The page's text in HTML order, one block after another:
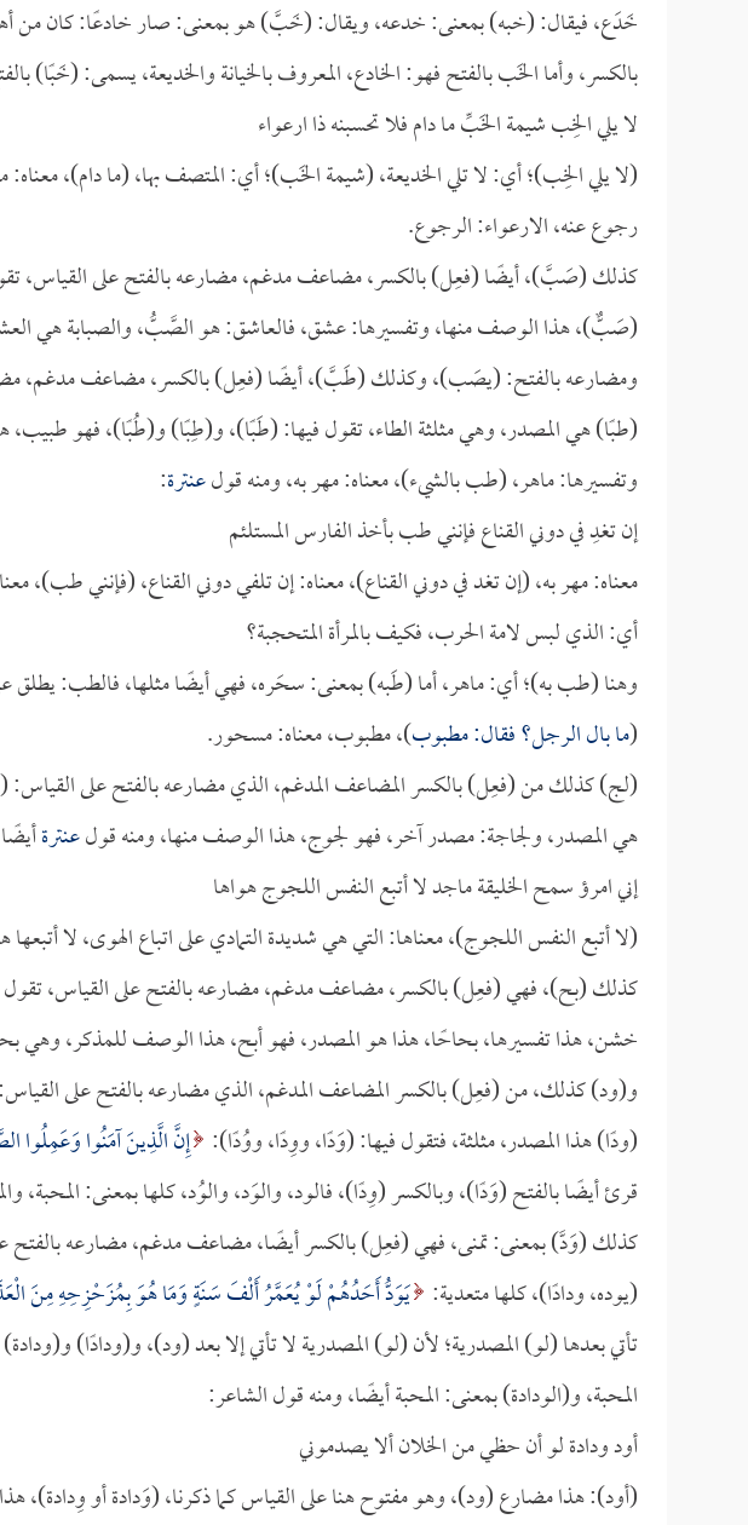
خَدَع، فيقال: (خبه) بمعنى: خدعه، ويقال: (خَبَّ) هو بمعنى: صار خادعًا: كان من
بالكسر، وأما الخَب بالفتح فهو: الخادع، المعروف بالخيانة والخديعة، يسمى: (خَبًا)
لا يلي الخِب شيمة الخَبِّ ما دام فلا تحسبنه ذا ارعواء
(لا يلي الخِب)؛ أي: لا تلي الخديعة، (شيمة الخَب)؛ أي: المتصف بها، (ما دام)، معناه:
رجوع عنه، الارعواء: الرجوع.
كذلك (صَبَّ)، أيضًا (فعِل) بالكسر، مضاعف مدغم، مضارعه بالفتح على القياس،
(صَبٌّ)، هذا الوصف منها، وتفسيرها: عشق، فالعاشق: هو الصَّبُّ، والصبابة هي
ومضارعه بالفتح: (يصَب)، وكذلك (طَبَّ)، أيضًا (فعِل) بالكسر، مضاعف مدغم،
(طبًا) هي المصدر، وهي مثلثة الطاء، تقول فيها: (طَبًا)، و(طِبًا) و(طُبًا)، فهو
وتفسيرها: ماهر، (طب بالشيء)، معناه: مهر به، ومنه قولعنترة:
إن تغدِ في دوني القناع فإنني طب بأخذ الفارس المستلئم
معناه: مهر به، (إن تغد في دوني القناع)، معناه: إن تلفي دوني القناع، (فإنني طب)،
أي: الذي لبس لامة الحرب، فكيف بالمرأة المتحجبة؟
وهنا (طب به)؛ أي: ماهر، أما (طَبه) بمعنى: سحَره، فهي أيضًا مثلها، فالطب: يطلق
(ما بال الرجل؟ فقال: مطبوب)، مطبوب، معناه: مسحور.
(لج) كذلك من (فعِل) بالكسر المضاعف المدغم، الذي مضارعه بالفتح على القياس:
هي المصدر، ولجاجة: مصدر آخر، فهو لجوج، هذا الوصف منها، ومنه قولعنترة
إني امرؤ سمح الخليقة ماجد لا أتبع النفس اللجوج هواها
(لا أتبع النفس اللجوج)، معناها: التي هي شديدة التمادي على اتباع الهوى، لا أتبعها
كذلك (بح)، فهي (فعِل) بالكسر، مضاعف مدغم، مضارعه بالفتح على القياس،
خشن، هذا تفسيرها، بحاحًا، هذا هو المصدر، فهو أبح، هذا الوصف للمذكر، وهي
و(ود) كذلك، من (فعِل) بالكسر المضاعف المدغم، الذي مضارعه بالفتح على
(ودًا) هذا المصدر، مثلثة، فتقول فيها: (وَدًا، ووِدًا، ووُدًا): إِنَّ الَّذِينَ آمَنُوا وَعَمِلُوا
قرئ أيضًا بالفتح (وَدًا)، وبالكسر (وِدًا)، فالود، والوَد، والوُد، كلها بمعنى: المحبة،
كذلك (وَدَّ) بمعنى: تمنى، فهي (فعِل) بالكسر أيضًا، مضاعف مدغم، مضارعه بالفتح
(يوده، ودادًا)، كلها متعدية: يَوَدُّ أَحَدُهُمْ لَوْ يُعَمَّرُ أَلْفَ سَنَةٍ وَمَا هُوَ بِمُزَحْزِحِهِ مِنَ
تأتي بعدها (لو) المصدرية؛ لأن (لو) المصدرية لا تأتي إلا بعد (ود)، و(ودادًا)
المحبة، و(الودادة) بمعنى: المحبة أيضًا، ومنه قول الشاعر:
أود ودادة لو أن حظي من الخلان ألا يصدموني
(أود): هذا مضارع (ود)، وهو مفتوح هنا على القياس كما ذكرنا، (وَدادة أو وِدادة)،